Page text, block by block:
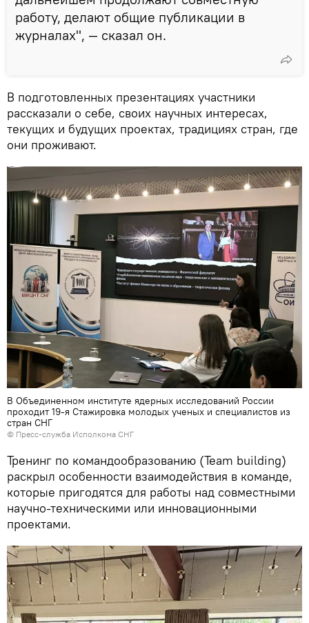
работу, делают общие публикации в
журналах", — сказал он.
В подготовленных презентациях участники
рассказали о себе, своих научных интересах,
текущих и будущих проектах, традициях стран, где
они проживают.
В Объединенном институте ядерных исследований России
проходит 19-я Стажировка молодых ученых и специалистов из
стран СНГ
© Пресс-служба Исполкома СНГ
Тренинг по командообразованию (Team building)
раскрыл особенности взаимодействия в команде,
которые пригодятся для работы над совместными
научно-техническими или инновационными
проектами.